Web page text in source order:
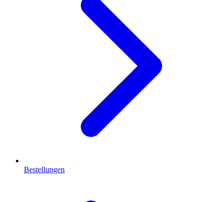
Bestellungen